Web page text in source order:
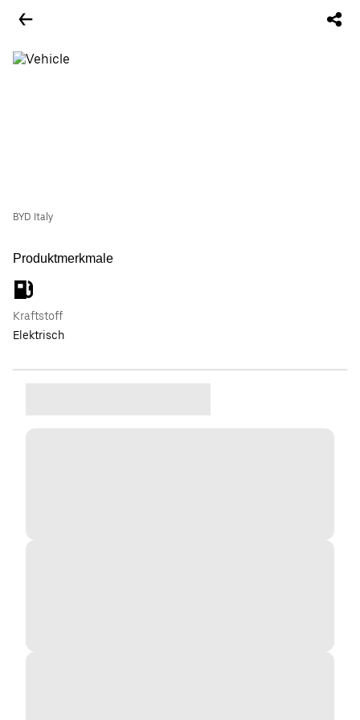
BYD Italy
Produktmerkmale
Kraftstoff
Elektrisch